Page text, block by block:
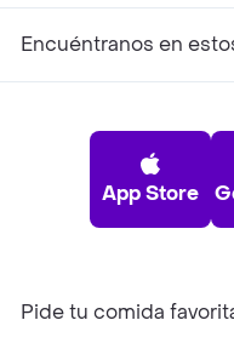
Encuéntranos en
App Store
Pide tu comida